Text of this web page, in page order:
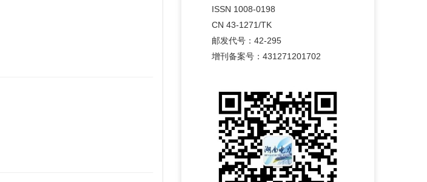
ISSN 1008-0198
CN 43-1271/TK
邮发代号：42-295
增刊备案号：431271201702
《湖南电力》斩获湖南省“双十佳期刊”大奖
2026-06-18
湖南省期刊协会第六届第一次会员大会在长
沙召开 选举产生第六届理事会
2026-06-12